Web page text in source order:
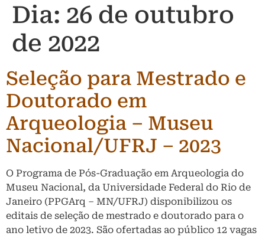
Dia: 26 de outubro
de 2022
Seleção para Mestrado e
Doutorado em
Arqueologia – Museu
Nacional/UFRJ – 2023
O Programa de Pós-Graduação em Arqueologia do
Museu Nacional, da Universidade Federal do Rio de
Janeiro (PPGArq – MN/UFRJ) disponibilizou os
editais de seleção de mestrado e doutorado para o
ano letivo de 2023. São ofertadas ao público 12 vagas